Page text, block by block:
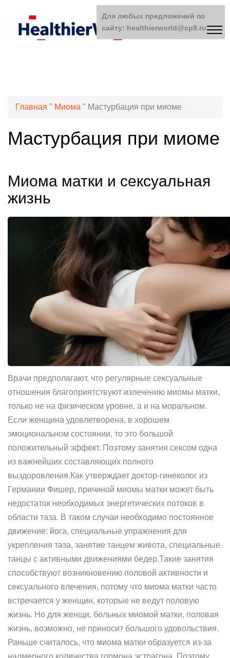
Главная " Миома " Мастурбация при миоме
Мастурбация при миоме
Миома матки и сексуальная
жизнь
Врачи предполагают, что регулярные сексуальные
отношения благоприятствуют излечению миомы матки,
только не на физическом уровне, а и на моральном.
Если женщина удовлетворена, в хорошем
эмоциональном состоянии, то это большой
положительный эффект. Поэтому занятия сексом одна
из важнейших составляющих полного
выздоровления.Как утверждает доктор-гинеколог из
Германии Фишер, причиной миомы матки может быть
недостаток необходимых энергетических потоков в
области таза. В таком случаи необходимо постоянное
движение: йога, специальные упражнения для
укрепления таза, занятие танцем живота, специальные
танцы с активными движениями бедер.Такие занятия
способствуют возникновению половой активности и
сексуального влечения, потому что миома матки часто
встречается у женщин, которые не ведут половую
жизнь. Но для женщи, больных миомой матки, половая
жизнь, возможно, не приносит большого удовольствия.
Раньше считалось, что миома матки образуется из-за
надмерного количества гормона эстрагона. Поэтому
Для любых предложений по
сайту: healthierworld@cp9.ru